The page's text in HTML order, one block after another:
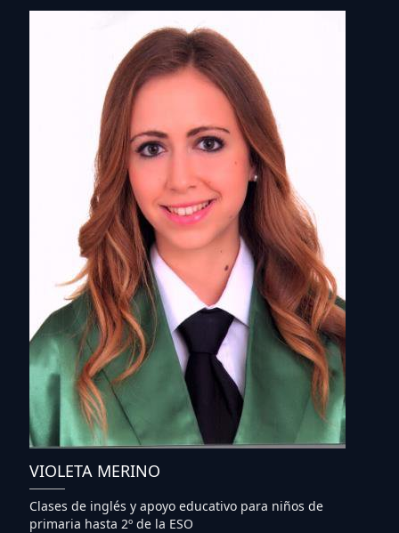
VIOLETA MERINO
Clases de inglés y apoyo educativo para niños de
primaria hasta 2º de la ESO